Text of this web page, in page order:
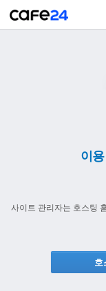
이
사이트 관리자는 호스팅
호